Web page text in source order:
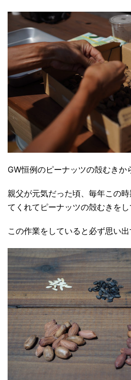
GW恒例のピーナッツの殻むきか
親父が元気だった頃、毎年この
てくれてピーナッツの殻むきを
この作業をしていると必ず思い出